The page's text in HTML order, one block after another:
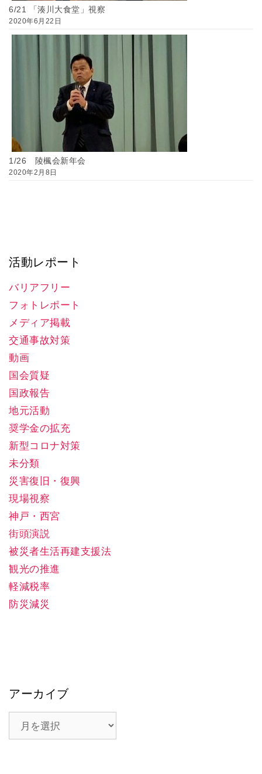
6/21 「湊川大食堂」視察
2020年6月22日
1/26 陵楓会新年会
2020年2月8日
活動レポート
バリアフリー
フォトレポート
メディア掲載
交通事故対策
動画
国会質疑
国政報告
地元活動
奨学金の拡充
新型コロナ対策
未分類
災害復旧・復興
現場視察
神戸・西宮
街頭演説
被災者生活再建支援法
観光の推進
軽減税率
防災減災
アーカイブ